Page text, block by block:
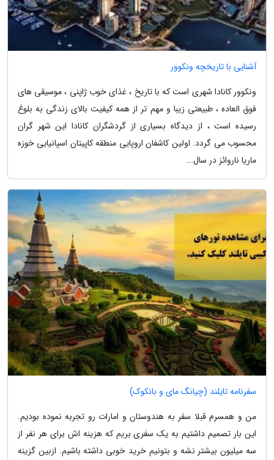
آشنایی با تاریخچه ونکوور
ونکوور کانادا شهری است که با تاریخ ، غذای خوب ژاپنی ، موسیقی های
فوق العاده ، طبیعتی زیبا و مهم تر از همه کیفیت بالای زندگی به بلوغ
رسیده است ، از دیدگاه بسیاری از گردشگران کانادا این شهر گران
محسوب می گردد. اولین کاشفان اروپایی منطقه کاپیتان اسپانیایی خوزه
ماریا ناروائز در سال...
سفرنامه تایلند (چیانگ مای و بانکوک)
من و همسرم قبلا سفر به هندوستان و امارات رو تجربه نموده بودیم.
این بار تصمیم داشتیم به یک سفری بریم که هزینه اش برای هر نفر از
سه میلیون بیشتر نشه و بتونیم خرید خوبی داشته باشیم. ازبین گزینه